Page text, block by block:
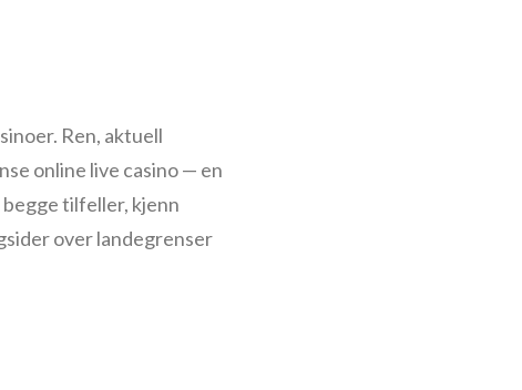
Ren, aktuell
online live casino — en
tilfeller, kjenn
over landegrenser